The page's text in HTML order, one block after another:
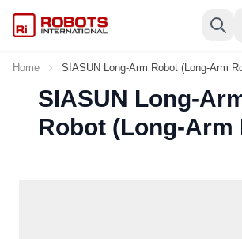
Home SIASUN Long-Arm Robot (Long-Arm
SIASUN Long-
Robot (Long-Arm